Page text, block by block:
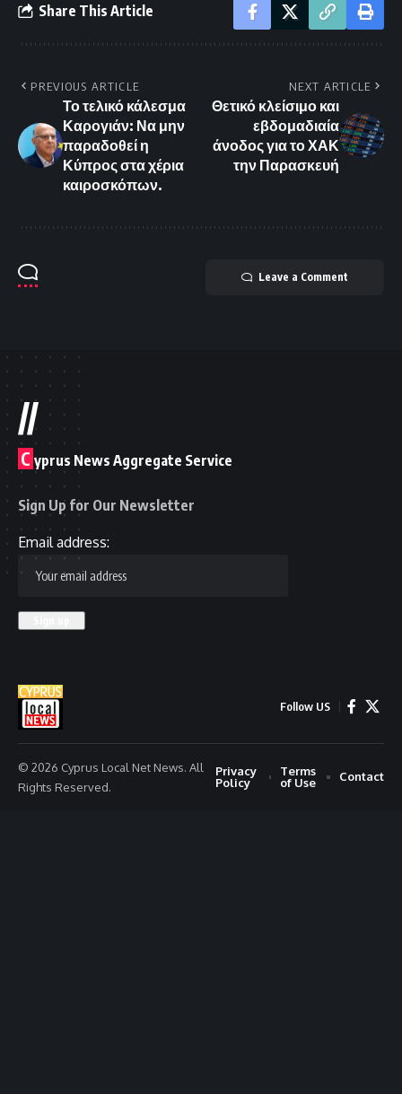
Share This Article
PREVIOUS ARTICLE
Το τελικό κάλεσμα
Καρογιάν: Να μην
παραδοθεί η
Κύπρος στα χέρια
καιροσκόπων.
NEXT ARTICLE
Θετικό κλείσιμο και
εβδομαδιαία
άνοδος για το ΧΑΚ
την Παρασκευή
Leave a Comment
//
C yprus News Aggregate Service
Sign Up for Our Newsletter
Email address:
Follow US
© 2026 Cyprus Local Net News. All
Rights Reserved.
Privacy
Policy
Terms
of Use
Contact